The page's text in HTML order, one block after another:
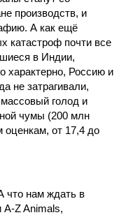
производств, и
А как ещё
катастроф почти все
в Индии,
характерно, Россию и
не затрагивали,
голод и
чумы (200 млн
оценкам, от 17,4 до
что нам ждать в
Z Animals,